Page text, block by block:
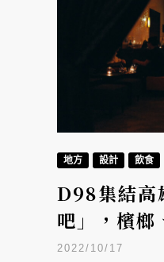
地方 設計 飲食
D98集結高
吧」，檳榔
飲出港都夢
2022/10/17